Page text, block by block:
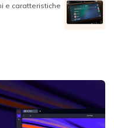
e caratteristiche